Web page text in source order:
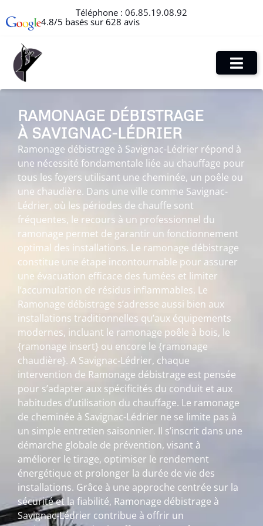
Téléphone : 06.85.19.08.92
4.8/5 basés sur 628 avis
RAMONAGE DÉBISTRAGE
À SAVIGNAC-LÉDRIER
Ramonage débistrage à Savignac-Lédrier répond à
une nécessité fondamentale liée au chauffage pour
tous les foyers utilisant une cheminée, un poêle ou
une chaudière. Dans une ville comme Savignac-
Lédrier, où les périodes de chauffe sont
fréquentes, le recours à un professionnel du
ramonage permet de garantir un fonctionnement
optimal des installations. Le ramonage débistrage
constitue une étape incontournable pour assurer
une évacuation efficace des fumées et limiter
l’accumulation de résidus inflammables. Le
Ramonage débistrage s’adresse aussi bien aux
installations traditionnelles qu’aux équipements
modernes, incluant le ramonage poêle à bois, le
{ramonage insert} ou encore le {ramonage
chaudière}. A Savignac-Lédrier, chaque
intervention de Ramonage débistrage est pensée
pour s’adapter aux spécificités du conduit et aux
habitudes d’utilisation du chauffage. Le ramonage
de cheminée à Savignac-Lédrier ne se limite pas à
un simple entretien saisonnier. Il s’inscrit dans une
démarche globale de prévention, visant à
améliorer le tirage, optimiser le rendement
énergétique et prolonger la durée de vie des
installations. Grâce à une approche centrée sur la
sécurité et la fiabilité, Ramonage débistrage à
Savignac-Lédrier contribue à offrir un